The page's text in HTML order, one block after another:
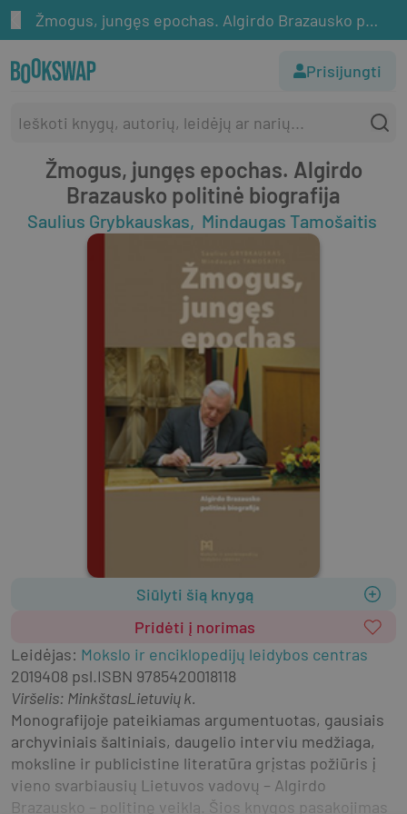
Žmogus, jungęs epochas. Algirdo Brazausko politinė biografija
Prisijungti
Žmogus, jungęs epochas. Algirdo
Brazausko politinė biografija
Saulius Grybkauskas Mindaugas Tamošaitis
Siūlyti šią knygą
Pridėti į norimas
Leidėjas: Mokslo ir enciklopedijų leidybos centras
2019408 psl.ISBN 9785420018118
Viršelis: MinkštasLietuvių k.
Monografijoje pateikiamas argumentuotas, gausiais
archyviniais šaltiniais, daugelio interviu medžiaga,
moksline ir publicistine literatūra grįstas požiūris į
vieno svarbiausių Lietuvos vadovų – Algirdo
Brazausko – politinę veiklą. Šios knygos pasakojimas